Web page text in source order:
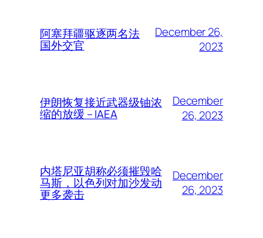
阿塞拜疆驱逐两名法
国外交官
December 26,
2023
伊朗恢复接近武器级铀浓
缩的放缓 – IAEA
December
26, 2023
内塔尼亚胡称必须摧毁哈
马斯，以色列对加沙发动
更多袭击
December
26, 2023